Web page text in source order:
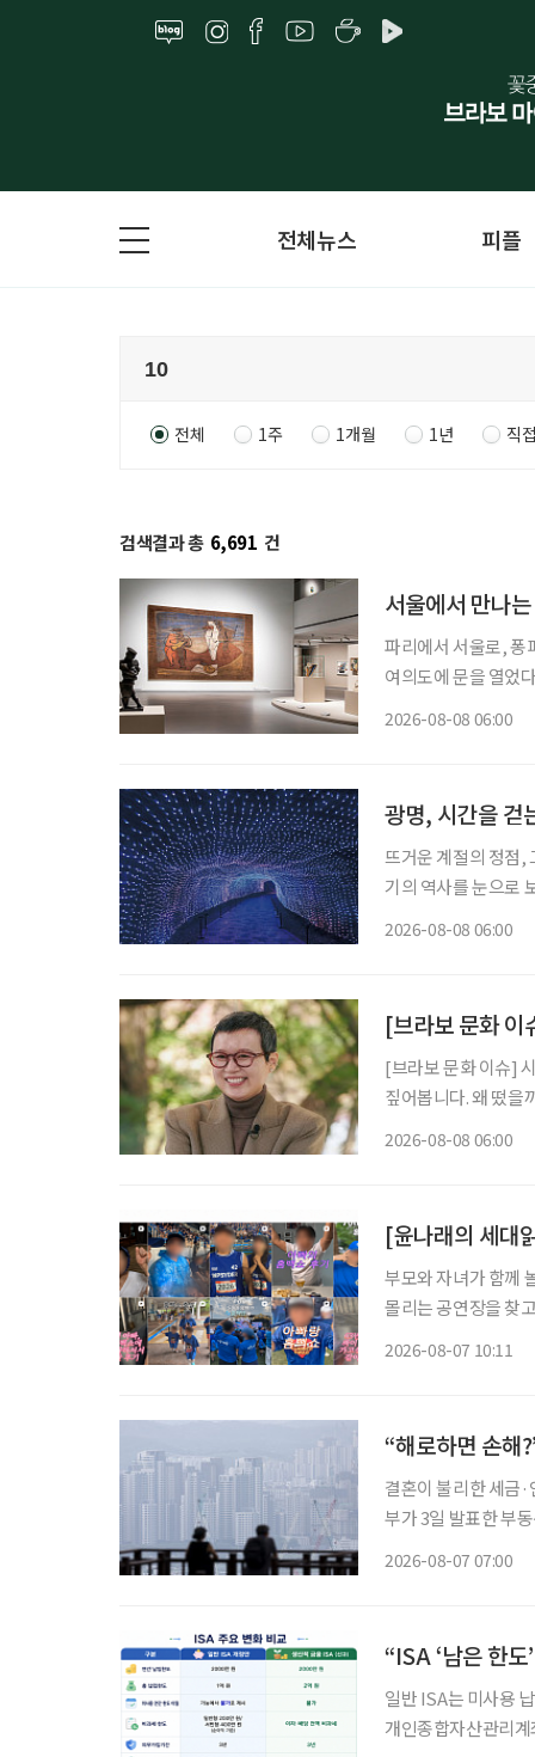
전체뉴스 피플
전체 1주 1개월 1년 직
검색결과 총 6,691 건
서울에서 만나
파리에서 서울로, 퐁
여의도에 문을 열었
2026-08-08 06:00
광명, 시간을 걷
뜨거운 계절의 정점,
기의 역사를 눈으로
2026-08-08 06:00
[브라보 문화 이
[브라보 문화 이슈]
짚어봅니다. 왜 떴을까? 유방암 투병을 겪고 지난해 방송에 복귀한 개그우먼 박미선이 더욱
2026-08-08 06:00
부모와 자녀가 함께
몰리는 공연장을 찾
2026-08-07 10:11
“해로하면 손해
결혼이 불리한 세금·
부가 3일 발표한 부
2026-08-07 07:00
“ISA ‘남은 한
일반 ISA는 미사용 납
개인종합자산관리